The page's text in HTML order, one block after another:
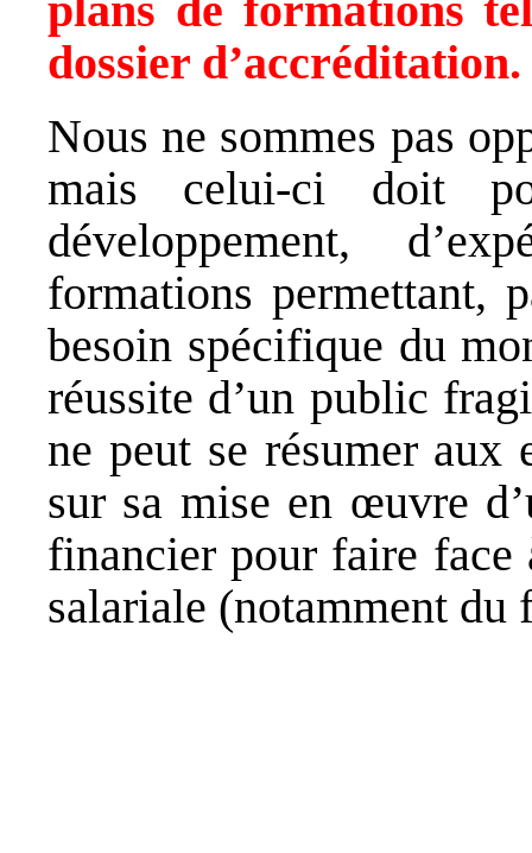
dossier d’accréditation.
Nous ne sommes pas
mais celui-ci doit
développement,
formations permettant,
besoin spécifique du
réussite d’un public
ne peut se résumer aux
sur sa mise en œuvre
financier pour faire face
salariale (notamment